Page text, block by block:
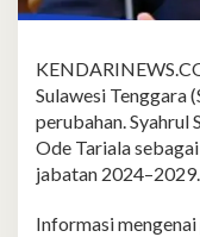
Sulawesi Tenggara
perubahan. Syahrul
Ode Tariala
jabatan 2024–2029.
Informasi